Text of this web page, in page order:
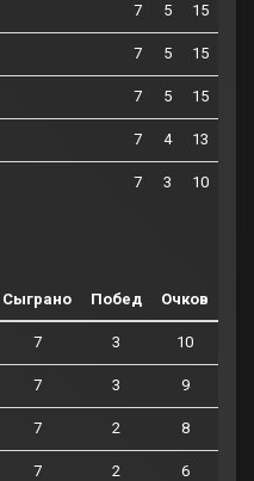
7 5 15
7 5 15
7 5 15
7 4 13
7 3 10
Сыграно Побед Очков
7 3 10
7 3 9
7 2 8
7 2 6